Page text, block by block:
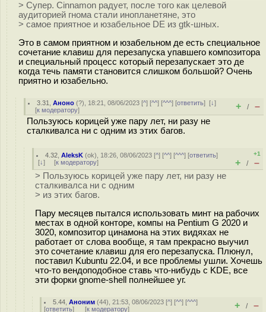
> Cупер. Cinnamon радует, после того как целевой
аудиторией гнома стали инопланетяне, это
> самое приятное и юзабельное DE из gtk-шных.
Это в самом приятном и юзабельном де есть специальное
сочетание клавиш для перезапуска упавшего композитора
и специальный процесс который перезапускает это де
когда течь памяти становится слишком большой? Очень
приятно и юзабельно.
3.31 ,Аноно (?), 18:21, 08/06/2023 [^] [^^] [^^^] [ответить][↓]
[к модератору] + / –
Пользуюсь корицей уже пару лет, ни разу не
сталкивалса ни с одним из этих багов.
4.32 ,AleksK (ok), 18:26, 08/06/2023 [^] [^^] [^^^] [ответить]
[↓] [к модератору]
+1
+ / –
> Пользуюсь корицей уже пару лет, ни разу не
сталкивалса ни с одним
> из этих багов.
Пару месяцев пытался использовать минт на рабочих
местах в одной конторе, компы на Pentium G 2020 и
3020, композитор цинамона на этих видяхах не
работает от слова вообще, я там прекрасно выучил
это сочетание клавиш для его перезапуска. Плюнул,
поставил Kubuntu 22.04, и все проблемы ушли. Хочешь
что-то вендоподобное ставь что-нибудь с KDE, все
эти форки gnome-shell полнейшее уг.
5.44 ,Аноним (44), 21:53, 08/06/2023 [^] [^^] [^^^]
[ответить] [к модератору] + / –